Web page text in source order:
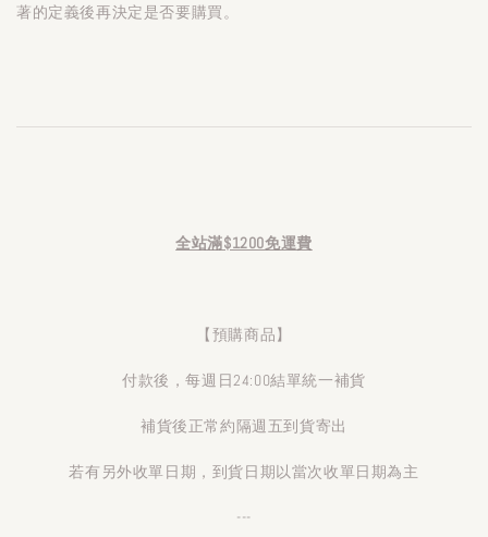
著的定義後再決定是否要購買。
全站滿$1200免運費
【預購商品】
付款後，每週日24:00結單統一補貨
補貨後正常約隔週五到貨寄出
若有另外收單日期，到貨日期以當次收單日期為主
---